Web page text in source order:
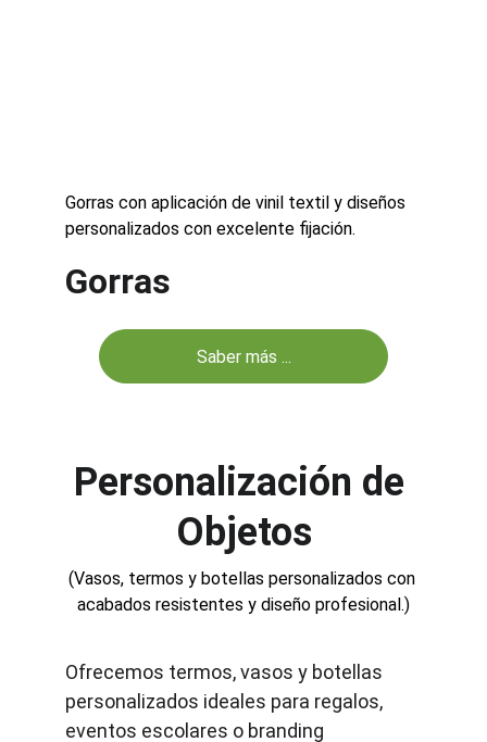
Gorras con aplicación de vinil textil y diseños
personalizados con excelente fijación.
Gorras
Saber más ...
Personalización de
Objetos
(Vasos, termos y botellas personalizados con
acabados resistentes y diseño profesional.)
Ofrecemos termos, vasos y botellas
personalizados ideales para regalos,
eventos escolares o branding